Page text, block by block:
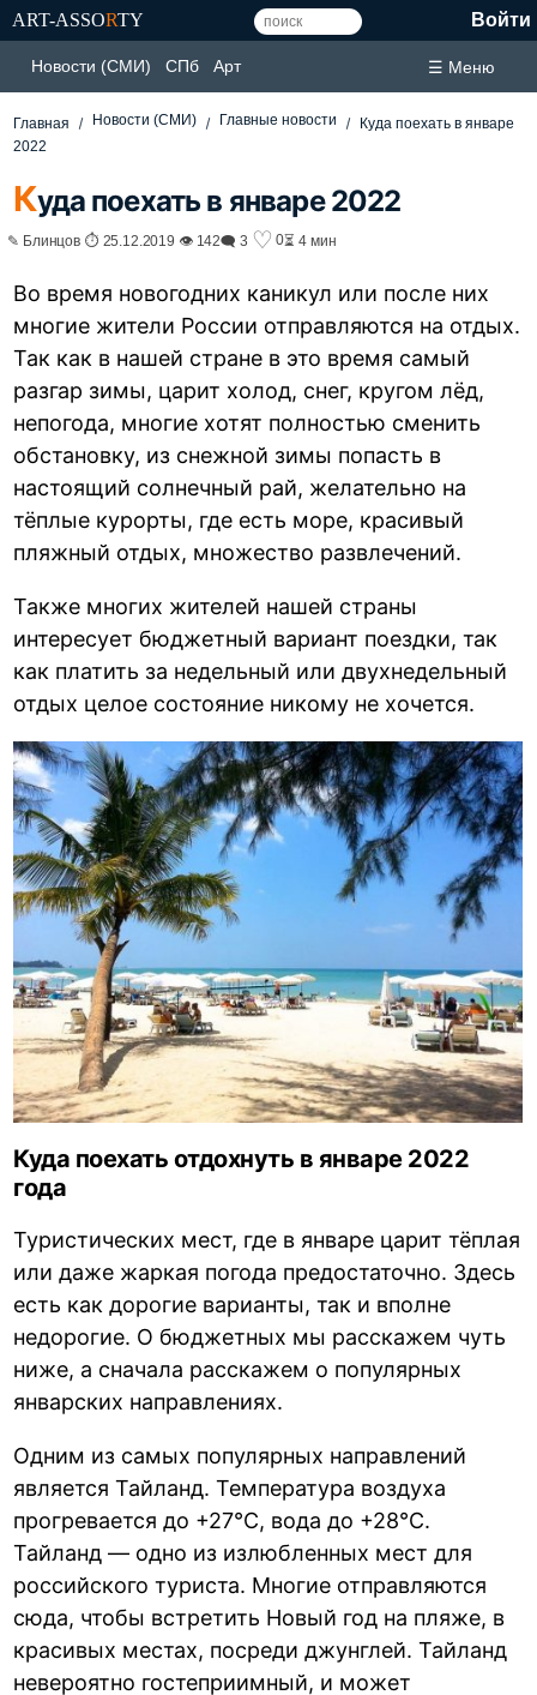
ART-ASSORTY Войти
Новости (СМИ) СПб Арт ☰ Меню
Главная Новости (СМИ) Главные новости
Куда поехать в январе
2022
Куда поехать в январе 2022
✎ Блинцов ⏱ 25.12.2019 👁 142🗨 3 ♡ 0⏳ 4 мин
Во время новогодних каникул или после них
многие жители России отправляются на отдых.
Так как в нашей стране в это время самый
разгар зимы, царит холод, снег, кругом лёд,
непогода, многие хотят полностью сменить
обстановку, из снежной зимы попасть в
настоящий солнечный рай, желательно на
тёплые курорты, где есть море, красивый
пляжный отдых, множество развлечений.
Также многих жителей нашей страны
интересует бюджетный вариант поездки, так
как платить за недельный или двухнедельный
отдых целое состояние никому не хочется.
Куда поехать отдохнуть в январе 2022
года
Туристических мест, где в январе царит тёплая
или даже жаркая погода предостаточно. Здесь
есть как дорогие варианты, так и вполне
недорогие. О бюджетных мы расскажем чуть
ниже, а сначала расскажем о популярных
январских направлениях.
Одним из самых популярных направлений
является Тайланд. Температура воздуха
прогревается до +27°С, вода до +28°С.
Тайланд — одно из излюбленных мест для
российского туриста. Многие отправляются
сюда, чтобы встретить Новый год на пляже, в
красивых местах, посреди джунглей. Тайланд
невероятно гостеприимный, и может